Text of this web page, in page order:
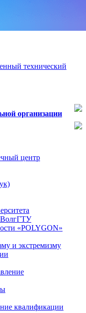
технический
организации
центр
ВолгГТУ
«POLYGON»
и экстремизму
квалификации